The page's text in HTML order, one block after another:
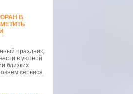
В
праздник,
в уютной
близких
сервиса.